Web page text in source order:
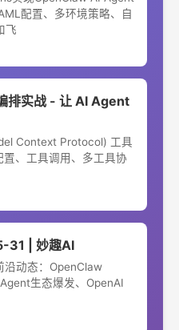
配置、多环境策略、自
飞
排实战 - 让 AI Agent
Context Protocol) 工具
、工具调用、多工具协
31 | 妙趣AI
沿动态：OpenClaw
生态爆发、OpenAI